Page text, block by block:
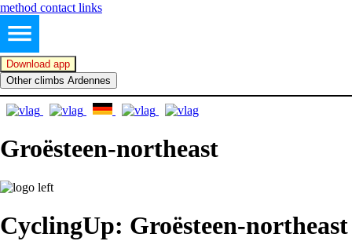
method contact links
Download app
Other climbs Ardennes
Groësteen-northeast
CyclingUp: Groësteen-northeast